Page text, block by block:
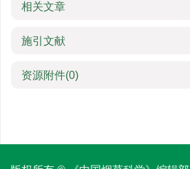
相关文章
施引文献
资源附件(0)